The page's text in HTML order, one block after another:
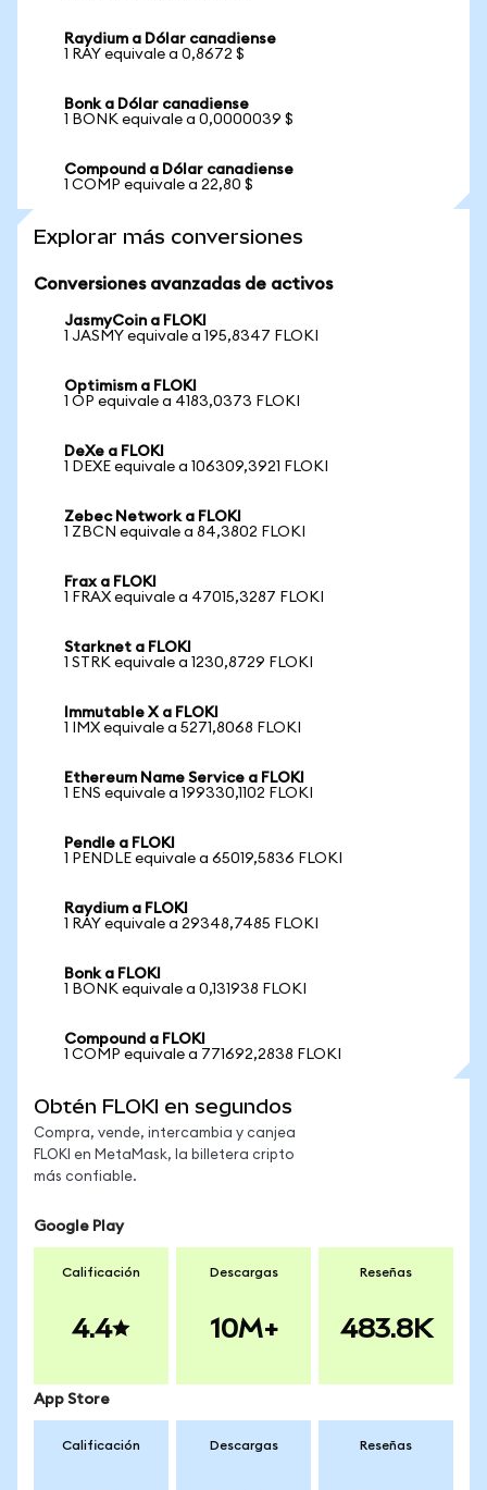
Raydium a Dólar canadiense
1 RAY equivale a 0,8672 $
Bonk a Dólar canadiense
1 BONK equivale a 0,0000039 $
Compound a Dólar canadiense
1 COMP equivale a 22,80 $
Explorar más conversiones
Conversiones avanzadas de activos
JasmyCoin a FLOKI
1 JASMY equivale a 195,8347 FLOKI
Optimism a FLOKI
1 OP equivale a 4183,0373 FLOKI
DeXe a FLOKI
1 DEXE equivale a 106309,3921 FLOKI
Zebec Network a FLOKI
1 ZBCN equivale a 84,3802 FLOKI
Frax a FLOKI
1 FRAX equivale a 47015,3287 FLOKI
Starknet a FLOKI
1 STRK equivale a 1230,8729 FLOKI
Immutable X a FLOKI
1 IMX equivale a 5271,8068 FLOKI
Ethereum Name Service a FLOKI
1 ENS equivale a 199330,1102 FLOKI
Pendle a FLOKI
1 PENDLE equivale a 65019,5836 FLOKI
Raydium a FLOKI
1 RAY equivale a 29348,7485 FLOKI
Bonk a FLOKI
1 BONK equivale a 0,131938 FLOKI
Compound a FLOKI
1 COMP equivale a 771692,2838 FLOKI
Obtén FLOKI en segundos
Compra, vende, intercambia y canjea
FLOKI en MetaMask, la billetera cripto
más confiable.
Google Play
Calificación
4.4
Descargas
10M+
Reseñas
483.8K
App Store
Calificación Descargas Reseñas